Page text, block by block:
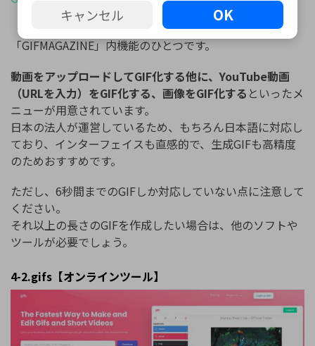
「GIF Maker」は、GIF画像を多く配布している
「GIFMAGAZINE」内機能のひとつです。
動画をアップロードしてGIF化する他に、YouTube動画
（URLを入力）をGIF化する、画像をGIF化する といったメ
ニューが用意されています。
日本の法人が運営しているため、もちろん日本語に対応し
ており、インターフェイスも直感的で、生成GIFも高精度
のためおすすめです。
ただし、6秒間までのGIFしか対応していない点に注意して
ください。
それ以上の長さのGIFを作成したい場合は、他のソフトや
ツールが必要でしょう。
4-2.gifs【オンラインツール】
キャンセル OK